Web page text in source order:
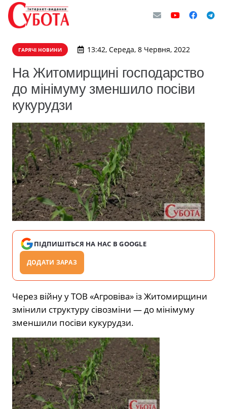
ГАРЯЧІ НОВИНИ 13:42, Середа, 8 Червня, 2022
На Житомирщині господарство
до мінімуму зменшило посіви
кукурудзи
ПІДПИШІТЬСЯ НА НАС В GOOGLE
ДОДАТИ ЗАРАЗ
Через війну у ТОВ «Агровіва» із Житомирщини
змінили структуру сівозміни — до мінімуму
зменшили посіви кукурудзи.